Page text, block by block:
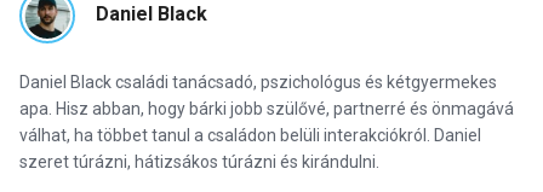
Daniel Black
Daniel Black családi tanácsadó, pszichológus és kétgyermekes
apa. Hisz abban, hogy bárki jobb szülővé, partnerré és önmagává
válhat, ha többet tanul a családon belüli interakciókról. Daniel
szeret túrázni, hátizsákos túrázni és kirándulni.